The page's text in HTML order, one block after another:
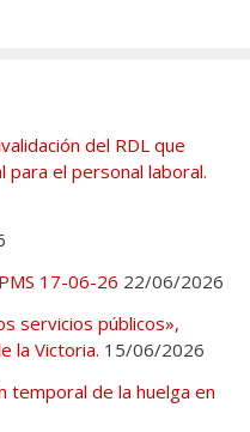
del RDL que
para el personal laboral.
17-06-26 22/06/2026
servicios públicos»,
la Victoria. 15/06/2026
temporal de la huelga en